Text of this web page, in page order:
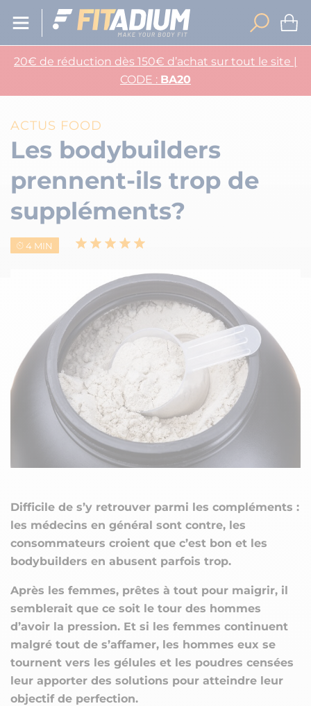
20€ de réduction dès 150€ d’achat sur tout le site |
CODE : BA20
ACTUS FOOD
Les bodybuilders
prennent-ils trop de
suppléments?
4 MIN
Difficile de s’y retrouver parmi les compléments :
les médecins en général sont contre, les
consommateurs croient que c’est bon et les
bodybuilders en abusent parfois trop.
Après les femmes, prêtes à tout pour maigrir, il
semblerait que ce soit le tour des hommes
d’avoir la pression. Et si les femmes continuent
malgré tout de s’affamer, les hommes eux se
tournent vers les gélules et les poudres censées
leur apporter des solutions pour atteindre leur
objectif de perfection.